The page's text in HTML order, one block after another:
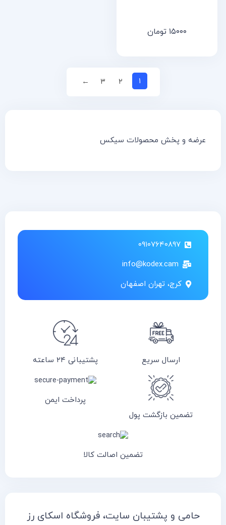
۱۵۰۰۰ تومان
۱ ۲ ۳ ←
عرضه و پخش محصولات سیکس
۰۹۱۰۷۶۴۰۸۹۷
info@kodex.cam
کرج، تهران اصفهان
ارسال سریع پشتیبانی ۲۴ ساعته
تضمین بازگشت پول
پرداخت ایمن
تضمین اصالت کالا
حامی و پشتیبان سایت، فروشگاه اسکای رز